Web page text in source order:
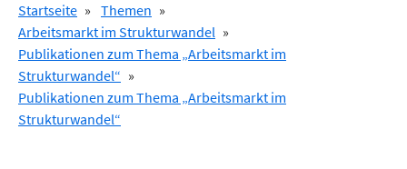
Startseite » Themen »
Arbeitsmarkt im Strukturwandel »
Publikationen zum Thema „Arbeitsmarkt im
Strukturwandel“ »
Publikationen zum Thema „Arbeitsmarkt im
Strukturwandel“